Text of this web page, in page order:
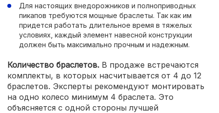
Для настоящих внедорожников и полноприводных
пикапов требуются мощные браслеты. Так как им
придется работать длительное время в тяжелых
условиях, каждый элемент навесной конструкции
должен быть максимально прочным и надежным.
Количество браслетов. В продаже встречаются
комплекты, в которых насчитывается от 4 до 12
браслетов. Эксперты рекомендуют монтировать
на одно колесо минимум 4 браслета. Это
объясняется с одной стороны лучшей